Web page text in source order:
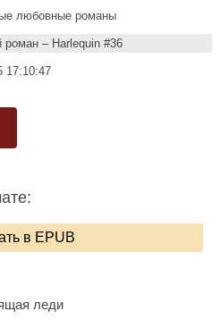
любовные романы
– Harlequin #36
17:10:47
в EPUB
леди